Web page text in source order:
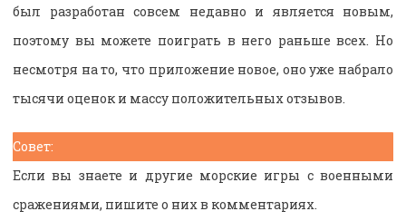
был разработан совсем недавно и является новым,
поэтому вы можете поиграть в него раньше всех. Но
несмотря на то, что приложение новое, оно уже набрало
тысячи оценок и массу положительных отзывов.
Совет:
Если вы знаете и другие морские игры с военными
сражениями, пишите о них в комментариях.